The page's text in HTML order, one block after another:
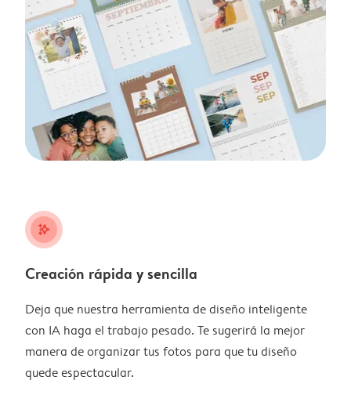
stars_plus
Creación rápida y sencilla
Deja que nuestra herramienta de diseño inteligente
con IA haga el trabajo pesado. Te sugerirá la mejor
manera de organizar tus fotos para que tu diseño
quede espectacular.